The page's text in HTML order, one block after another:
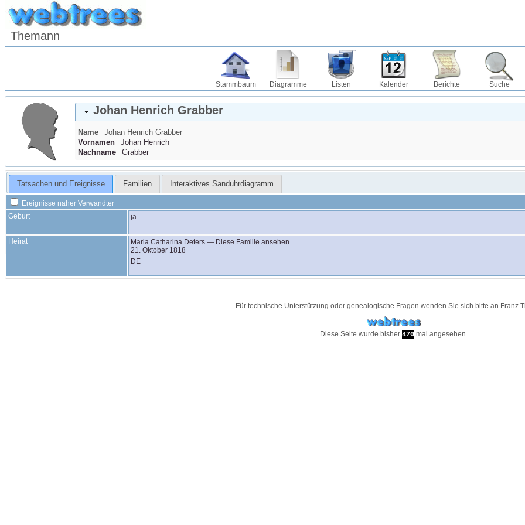
Themann
Stammbaum Diagramme Listen Kalender Berichte Suche
Johan Henrich Grabber
Name Johan Henrich Grabber
Vornamen
Johan Henrich
Nachname
Grabber
Tatsachen und Ereignisse Familien Interaktives Sanduhrdiagramm
Ereignisse naher Verwandter
Geburt
ja
Heirat Maria Catharina Deters — Diese Familie ansehen
21. Oktober 1818
DE
Für technische Unterstützung oder genealogische Fragen wenden Sie sich bitte an Franz
Diese Seite wurde bisher 470 mal angesehen.